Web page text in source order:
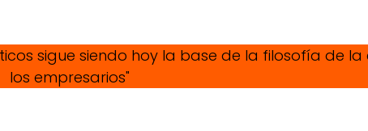
sigue siendo hoy la base de la filosofía de
los empresarios"